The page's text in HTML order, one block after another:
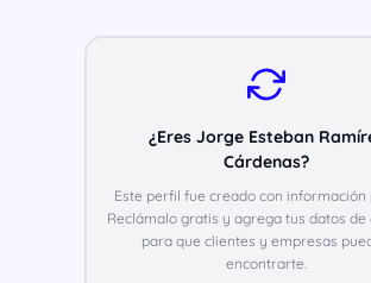
¿Eres Jorge Esteban
Cárdenas?
Este perfil fue creado con información
Reclámalo gratis y agrega tus datos de
para que clientes y empresas
encontrarte.